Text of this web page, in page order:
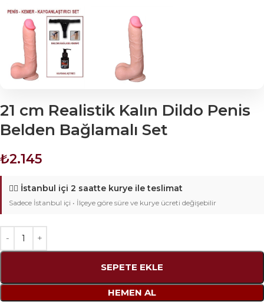
21 cm Realistik Kalın Dildo Penis
Belden Bağlamalı Set
₺2.145
🚴‍♂️ İstanbul içi 2 saatte kurye ile teslimat
Sadece İstanbul içi • İlçeye göre süre ve kurye ücreti değişebilir
SEPETE EKLE
HEMEN AL